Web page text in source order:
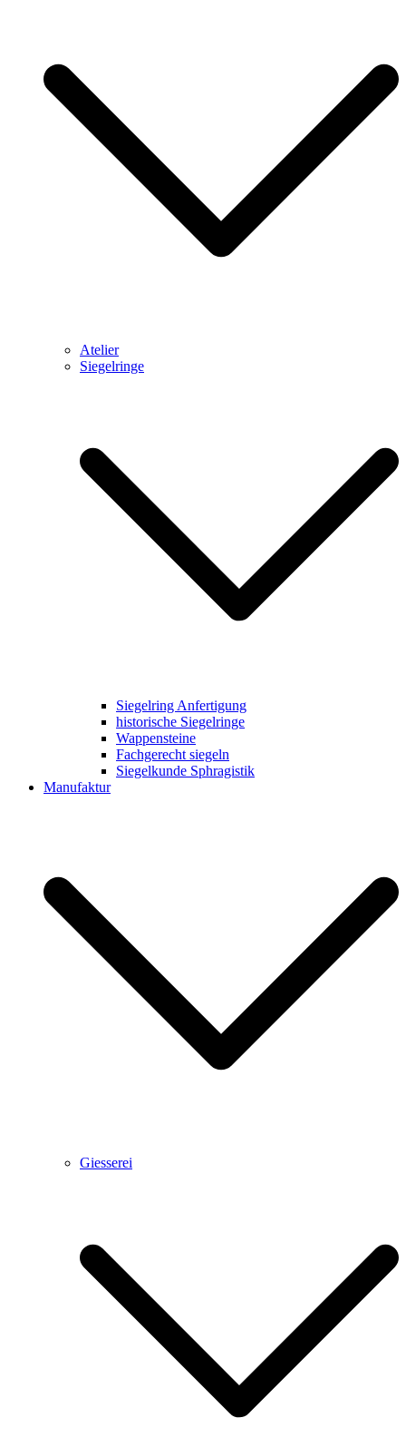
Atelier
Siegelringe
Siegelring Anfertigung
historische Siegelringe
Wappensteine
Fachgerecht siegeln
Siegelkunde Sphragistik
Manufaktur
Giesserei